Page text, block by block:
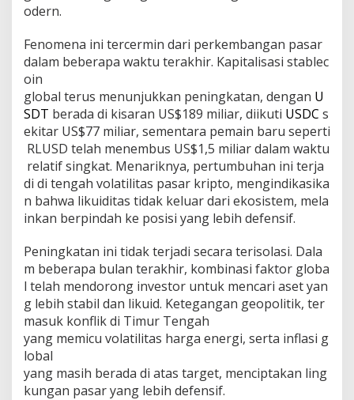
a
n
e
t
i
d
a
k
p
a
s
t
a
G
o
b
a
l
odern.
Fenomena ini tercermin dari perkembangan pasar
dalam beberapa waktu terakhir. Kapitalisasi stablec
oin
global terus menunjukkan peningkatan, dengan U
SDT berada di kisaran US$189 miliar, diikuti USDC s
ekitar US$77 miliar, sementara pemain baru seperti
RLUSD telah menembus US$1,5 miliar dalam waktu
relatif singkat. Menariknya, pertumbuhan ini terja
di di tengah volatilitas pasar kripto, mengindikasika
n bahwa likuiditas tidak keluar dari ekosistem, mela
inkan berpindah ke posisi yang lebih defensif.
Peningkatan ini tidak terjadi secara terisolasi. Dala
m beberapa bulan terakhir, kombinasi faktor globa
l telah mendorong investor untuk mencari aset yan
g lebih stabil dan likuid. Ketegangan geopolitik, ter
masuk konflik di Timur Tengah
yang memicu volatilitas harga energi, serta inflasi g
lobal
yang masih berada di atas target, menciptakan ling
kungan pasar yang lebih defensif.